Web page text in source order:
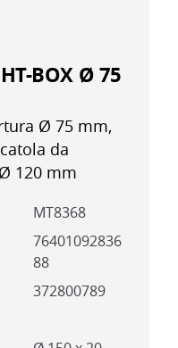
BOX Ø 75
Ø 75 mm,
da
120 mm
MT8368
76401092836
88
372800789